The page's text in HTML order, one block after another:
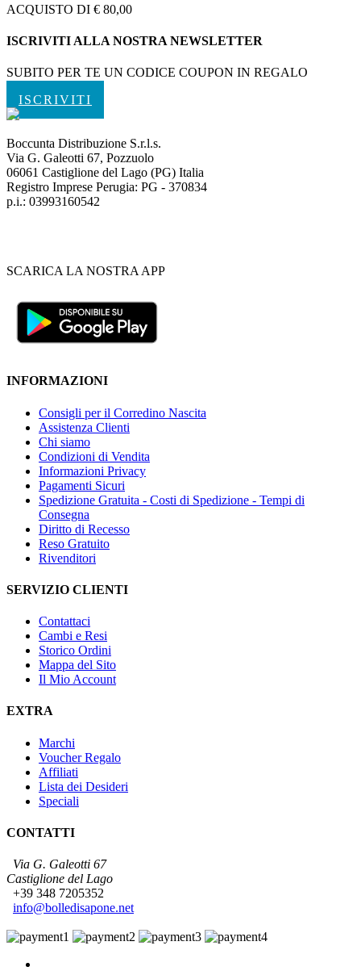
ACQUISTO DI € 80,00
ISCRIVITI ALLA NOSTRA NEWSLETTER
SUBITO PER TE UN CODICE COUPON IN REGALO
ISCRIVITI
Boccunta Distribuzione S.r.l.s.
Via G. Galeotti 67, Pozzuolo
06061 Castiglione del Lago (PG) Italia
Registro Imprese Perugia: PG - 370834
p.i.: 03993160542
SCARICA LA NOSTRA APP
INFORMAZIONI
Consigli per il Corredino Nascita
Assistenza Clienti
Chi siamo
Condizioni di Vendita
Informazioni Privacy
Pagamenti Sicuri
Spedizione Gratuita - Costi di Spedizione - Tempi di
Consegna
Diritto di Recesso
Reso Gratuito
Rivenditori
SERVIZIO CLIENTI
Contattaci
Cambi e Resi
Storico Ordini
Mappa del Sito
Il Mio Account
EXTRA
Marchi
Voucher Regalo
Affiliati
Lista dei Desideri
Speciali
CONTATTI
Via G. Galeotti 67
Castiglione del Lago
+39 348 7205352
info@bolledisapone.net